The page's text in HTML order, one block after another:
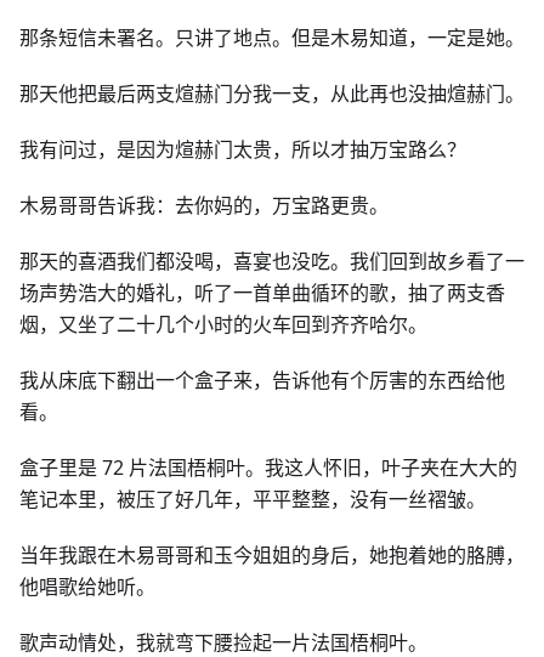
那条短信未署名。只讲了地点。但是木易知道，一定是她。
那天他把最后两支煊赫门分我一支，从此再也没抽煊赫门。
我有问过，是因为煊赫门太贵，所以才抽万宝路么？
木易哥哥告诉我：去你妈的，万宝路更贵。
那天的喜酒我们都没喝，喜宴也没吃。我们回到故乡看了一
场声势浩大的婚礼，听了一首单曲循环的歌，抽了两支香
烟，又坐了二十几个小时的火车回到齐齐哈尔。
我从床底下翻出一个盒子来，告诉他有个厉害的东西给他
看。
盒子里是 72 片法国梧桐叶。我这人怀旧，叶子夹在大大的
笔记本里，被压了好几年，平平整整，没有一丝褶皱。
当年我跟在木易哥哥和玉今姐姐的身后，她抱着她的胳膊，
他唱歌给她听。
歌声动情处，我就弯下腰捡起一片法国梧桐叶。